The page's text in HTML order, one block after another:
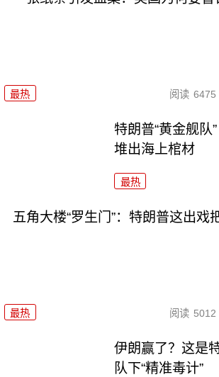
最热 阅读 6475
特朗普“黄金舰队
堆出海上棺材
最热
五角大楼“罗生门”：特朗普这出戏
最热 阅读 5012
伊朗赢了？这是
队下“精准毒计”